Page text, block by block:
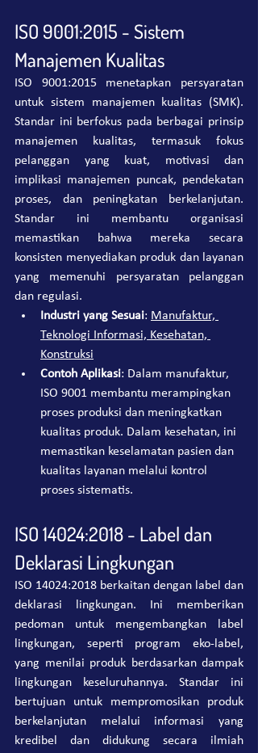
ISO 9001:2015 - Sistem
Manajemen Kualitas
ISO 9001:2015 menetapkan persyaratan
untuk sistem manajemen kualitas (SMK).
Standar ini berfokus pada berbagai prinsip
manajemen kualitas, termasuk fokus
pelanggan yang kuat, motivasi dan
implikasi manajemen puncak, pendekatan
proses, dan peningkatan berkelanjutan.
Standar ini membantu organisasi
memastikan bahwa mereka secara
konsisten menyediakan produk dan layanan
yang memenuhi persyaratan pelanggan
dan regulasi.
Industri yang Sesuai: Manufaktur,
Teknologi Informasi, Kesehatan,
Konstruksi
Contoh Aplikasi: Dalam manufaktur,
ISO 9001 membantu merampingkan
proses produksi dan meningkatkan
kualitas produk. Dalam kesehatan, ini
memastikan keselamatan pasien dan
kualitas layanan melalui kontrol
proses sistematis.
ISO 14024:2018 - Label dan
Deklarasi Lingkungan
ISO 14024:2018 berkaitan dengan label dan
deklarasi lingkungan. Ini memberikan
pedoman untuk mengembangkan label
lingkungan, seperti program eko-label,
yang menilai produk berdasarkan dampak
lingkungan keseluruhannya. Standar ini
bertujuan untuk mempromosikan produk
berkelanjutan melalui informasi yang
kredibel dan didukung secara ilmiah